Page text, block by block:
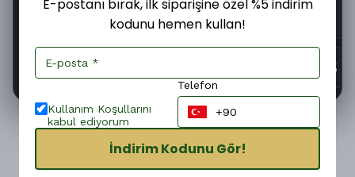
Ürün Açıklaması
E-postanı bırak, ilk siparişine özel %5 indirim
kodunu hemen kullan!
Kullanım Koşullarını
kabul ediyorum
Telefon
İndirim Kodunu Gör!